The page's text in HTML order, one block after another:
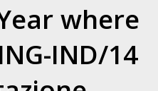
where
IND/14